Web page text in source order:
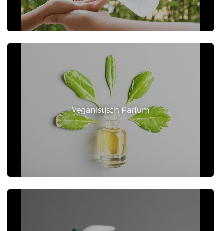
Veganistisch Parfum